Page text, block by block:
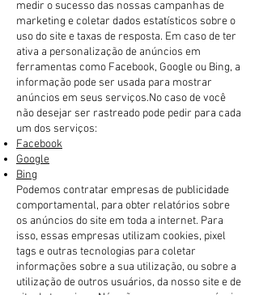
medir o sucesso das nossas campanhas de
marketing e coletar dados estatísticos sobre o
uso do site e taxas de resposta. Em caso de ter
ativa a personalização de anúncios em
ferramentas como Facebook, Google ou Bing, a
informação pode ser usada para mostrar
anúncios em seus serviços.No caso de você
não desejar ser rastreado pode pedir para cada
um dos serviços:
Facebook
Google
Bing
Podemos contratar empresas de publicidade
comportamental, para obter relatórios sobre
os anúncios do site em toda a internet. Para
isso, essas empresas utilizam cookies, pixel
tags e outras tecnologias para coletar
informações sobre a sua utilização, ou sobre a
utilização de outros usuários, da nosso site e de